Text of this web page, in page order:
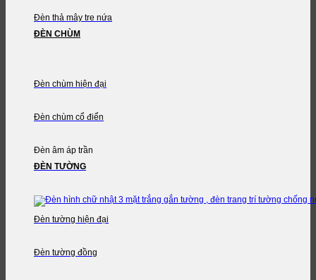
Đèn thả mây tre nứa
ĐÈN CHÙM
Đèn chùm hiện đại
Đèn chùm cổ điển
Đèn âm áp trần
ĐÈN TƯỜNG
Đèn tường hiện đại
Đèn tường đồng